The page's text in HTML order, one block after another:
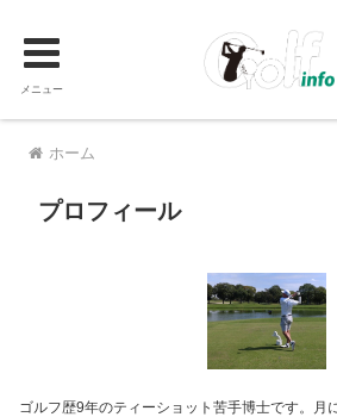
ホーム
プロフィール
ゴルフ歴9年のティーショット苦手博士です。月
メニュー